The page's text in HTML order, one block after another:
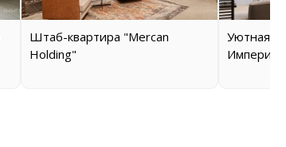
Штаб-квартира "Mercan
Holding"
Уютная
Империал